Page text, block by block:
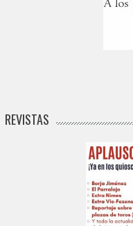
REVISTAS